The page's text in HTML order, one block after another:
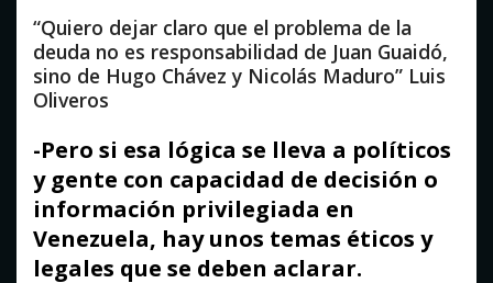
“Quiero dejar claro que el problema de la
deuda no es responsabilidad de Juan Guaidó,
sino de Hugo Chávez y Nicolás Maduro” Luis
Oliveros
-Pero si esa lógica se lleva a políticos
y gente con capacidad de decisión o
información privilegiada en
Venezuela, hay unos temas éticos y
legales que se deben aclarar.